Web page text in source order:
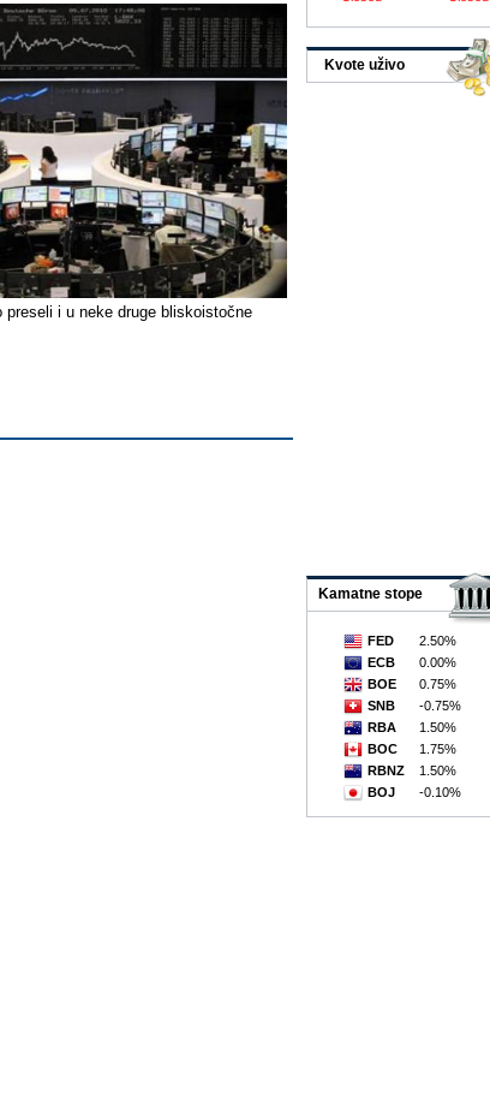
i u neke druge bliskoistočne
Kvote uživo
FED
2.50%
ECB
0.00%
BOE
0.75%
SNB
-0.75%
RBA
1.50%
BOC
1.75%
RBNZ
1.50%
BOJ
-0.10%
Kamatne stope